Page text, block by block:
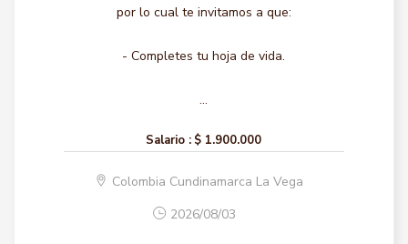
por lo cual te invitamos a que:
- Completes tu hoja de vida.
...
Salario : $ 1.900.000
Colombia Cundinamarca La Vega
2026/08/03